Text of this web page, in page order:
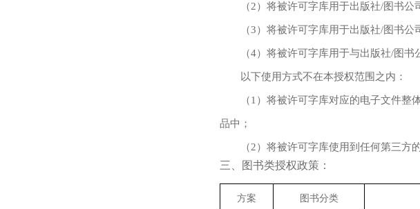
（2）将被许可字库用于出版社/图书公
（3）将被许可字库用于出版社/图书
（4）将被许可字库用于与出版社/图
以下使用方式不在本授权范围之内：
（1）将被许可字库对应的电子文件
品中；
（2）将被许可字库使用到任何第三方
三、图书类授权政策：
方案 图书分类